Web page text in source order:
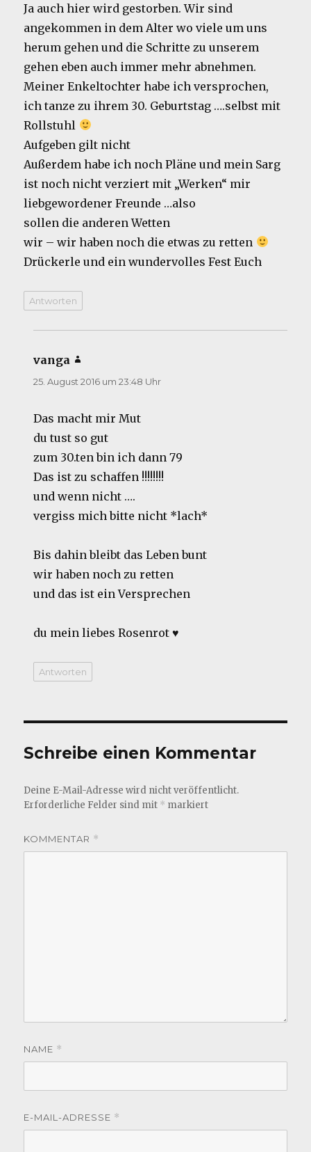
Ja auch hier wird gestorben. Wir sind
angekommen in dem Alter wo viele um uns
herum gehen und die Schritte zu unserem
gehen eben auch immer mehr abnehmen.
Meiner Enkeltochter habe ich versprochen,
ich tanze zu ihrem 30. Geburtstag ….selbst mit
Rollstuhl
Aufgeben gilt nicht
Außerdem habe ich noch Pläne und mein Sarg
ist noch nicht verziert mit „Werken“ mir
liebgewordener Freunde …also
sollen die anderen Wetten
wir – wir haben noch die etwas zu retten
Drückerle und ein wundervolles Fest Euch
Antworten
vanga
25. August 2016 um 23:48 Uhr
Das macht mir Mut
du tust so gut
zum 30.ten bin ich dann 79
Das ist zu schaffen !!!!!!!!
und wenn nicht ….
vergiss mich bitte nicht *lach*
Bis dahin bleibt das Leben bunt
wir haben noch zu retten
und das ist ein Versprechen
du mein liebes Rosenrot ♥
Antworten
Schreibe einen Kommentar
Deine E-Mail-Adresse wird nicht veröffentlicht.
Erforderliche Felder sind mit * markiert
KOMMENTAR *
NAME *
E-MAIL-ADRESSE *